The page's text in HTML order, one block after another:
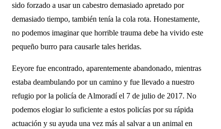
sido forzado a usar un cabestro demasiado apretado por
demasiado tiempo, también tenía la cola rota. Honestamente,
no podemos imaginar que horrible trauma debe ha vivido este
pequeño burro para causarle tales heridas.
Eeyore fue encontrado, aparentemente abandonado, mientras
estaba deambulando por un camino y fue llevado a nuestro
refugio por la policía de Almoradí el 7 de julio de 2017. No
podemos elogiar lo suficiente a estos policías por su rápida
actuación y su ayuda una vez más al salvar a un animal en